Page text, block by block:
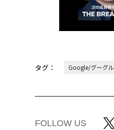
タグ： Google/グーグル
FOLLOW US